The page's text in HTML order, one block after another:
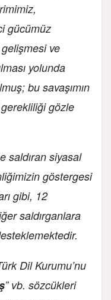
gücümüz
ve
yolunda
bu savaşımın
gözle
saldıran siyasal
göstergesi
gibi, 12
saldırganlara
Dil Kurumu’nu
” vb. sözcükleri